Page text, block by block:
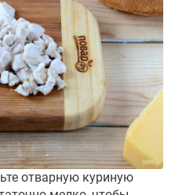
отварную куриную